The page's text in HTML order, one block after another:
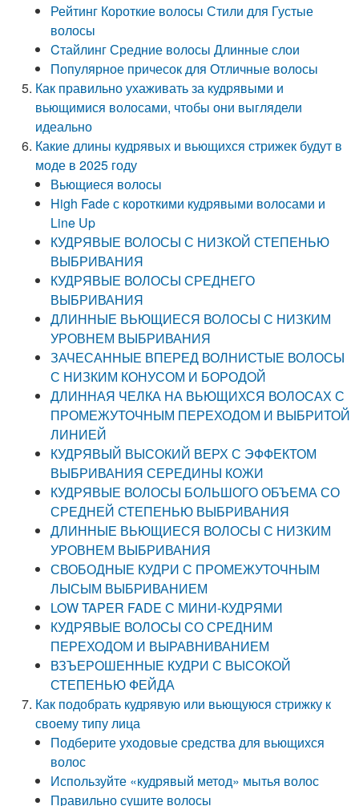
Рейтинг Короткие волосы Стили для Густые
волосы
Cтайлинг Средние волосы Длинные слои
Популярное причесок для Отличные волосы
Как правильно ухаживать за кудрявыми и
вьющимися волосами, чтобы они выглядели
идеально
Какие длины кудрявых и вьющихся стрижек будут в
моде в 2025 году
Вьющиеся волосы
High Fade с короткими кудрявыми волосами и
Line Up
КУДРЯВЫЕ ВОЛОСЫ С НИЗКОЙ СТЕПЕНЬЮ
ВЫБРИВАНИЯ
КУДРЯВЫЕ ВОЛОСЫ СРЕДНЕГО
ВЫБРИВАНИЯ
ДЛИННЫЕ ВЬЮЩИЕСЯ ВОЛОСЫ С НИЗКИМ
УРОВНЕМ ВЫБРИВАНИЯ
ЗАЧЕСАННЫЕ ВПЕРЕД ВОЛНИСТЫЕ ВОЛОСЫ
С НИЗКИМ КОНУСОМ И БОРОДОЙ
ДЛИННАЯ ЧЕЛКА НА ВЬЮЩИХСЯ ВОЛОСАХ С
ПРОМЕЖУТОЧНЫМ ПЕРЕХОДОМ И ВЫБРИТОЙ
ЛИНИЕЙ
КУДРЯВЫЙ ВЫСОКИЙ ВЕРХ С ЭФФЕКТОМ
ВЫБРИВАНИЯ СЕРЕДИНЫ КОЖИ
КУДРЯВЫЕ ВОЛОСЫ БОЛЬШОГО ОБЪЕМА СО
СРЕДНЕЙ СТЕПЕНЬЮ ВЫБРИВАНИЯ
ДЛИННЫЕ ВЬЮЩИЕСЯ ВОЛОСЫ С НИЗКИМ
УРОВНЕМ ВЫБРИВАНИЯ
СВОБОДНЫЕ КУДРИ С ПРОМЕЖУТОЧНЫМ
ЛЫСЫМ ВЫБРИВАНИЕМ
LOW TAPER FADE С МИНИ-КУДРЯМИ
КУДРЯВЫЕ ВОЛОСЫ СО СРЕДНИМ
ПЕРЕХОДОМ И ВЫРАВНИВАНИЕМ
ВЗЪЕРОШЕННЫЕ КУДРИ С ВЫСОКОЙ
СТЕПЕНЬЮ ФЕЙДА
Как подобрать кудрявую или вьющуюся стрижку к
своему типу лица
Подберите уходовые средства для вьющихся
волос
Используйте «кудрявый метод» мытья волос
Правильно сушите волосы